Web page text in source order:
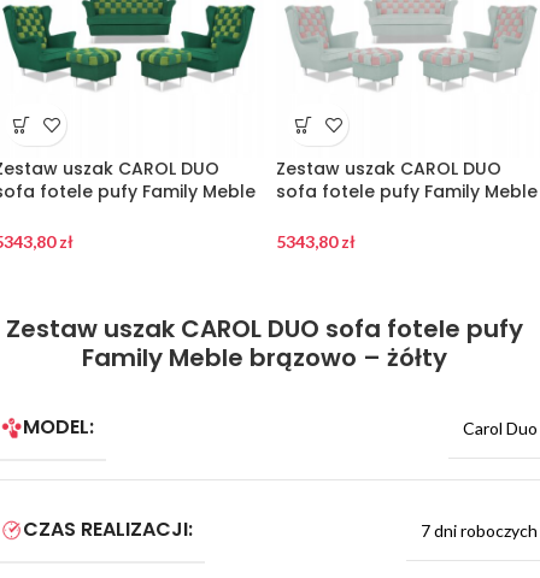
uszak CAROL DUO
fotele pufy Family Meble
zł
Zestaw uszak CAROL DUO
sofa fotele pufy Family Meble
5343,80zł
Zestaw uszak CAROL DUO sofa fotele pufy
Family Meble brązowo – żółty
MODEL: Carol Duo
CZAS REALIZACJI: 7 dni roboczych